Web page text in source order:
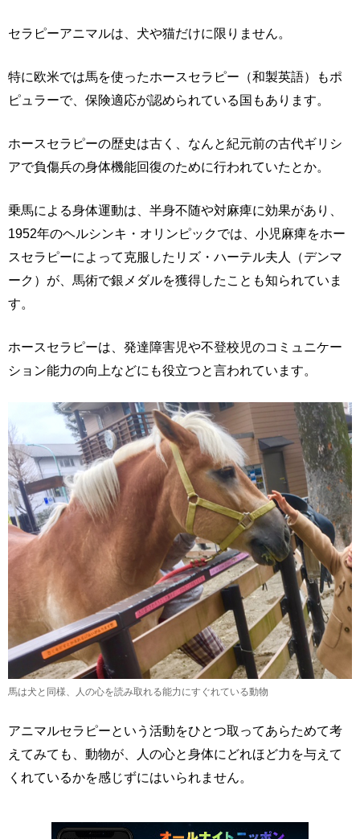
セラピーアニマルは、犬や猫だけに限りません。
特に欧米では馬を使ったホースセラピー（和製英語）もポ
ピュラーで、保険適応が認められている国もあります。
ホースセラピーの歴史は古く、なんと紀元前の古代ギリシ
アで負傷兵の身体機能回復のために行われていたとか。
乗馬による身体運動は、半身不随や対麻痺に効果があり、
1952年のヘルシンキ・オリンピックでは、小児麻痺をホー
スセラピーによって克服したリズ・ハーテル夫人（デンマ
ーク）が、馬術で銀メダルを獲得したことも知られていま
す。
ホースセラピーは、発達障害児や不登校児のコミュニケー
ション能力の向上などにも役立つと言われています。
馬は犬と同様、人の心を読み取れる能力にすぐれている動物
アニマルセラピーという活動をひとつ取ってあらためて考
えてみても、動物が、人の心と身体にどれほど力を与えて
くれているかを感じずにはいられません。